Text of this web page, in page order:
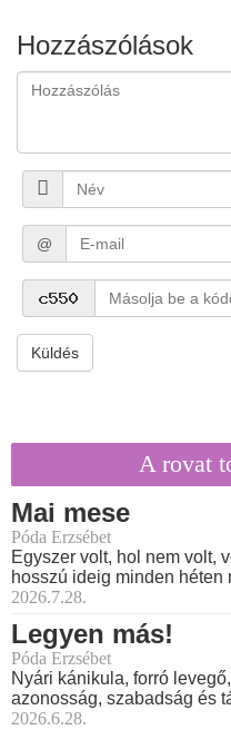
Hozzászólások
@
Küldés
A rovat
Mai mese
Póda Erzsébet
Egyszer volt, hol nem volt,
hosszú ideig minden héten
2026.7.28.
Legyen más!
Póda Erzsébet
Nyári kánikula, forró
azonosság, szabadság és
2026.6.28.